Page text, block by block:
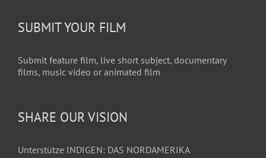
SUBMIT YOUR FILM
Submit feature film, live short subject, documentary
films, music video or animated film
SHARE OUR VISION
Unterstütze INDIGEN: DAS NORDAMERIKA